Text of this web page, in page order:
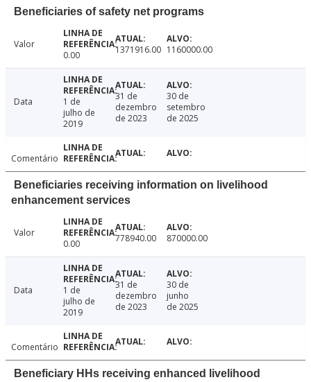
Beneficiaries of safety net programs
Valor
0.00
1371916.00 1160000.00
Data
1 de
julho de
2019
31 de
dezembro
de 2023
30 de
setembro
de 2025
Comentário
Beneficiaries receiving information on livelihood
enhancement services
Valor
0.00
778940.00 870000.00
Data
1 de
julho de
2019
31 de
dezembro
de 2023
30 de
junho
de 2025
Comentário
Beneficiary HHs receiving enhanced livelihood